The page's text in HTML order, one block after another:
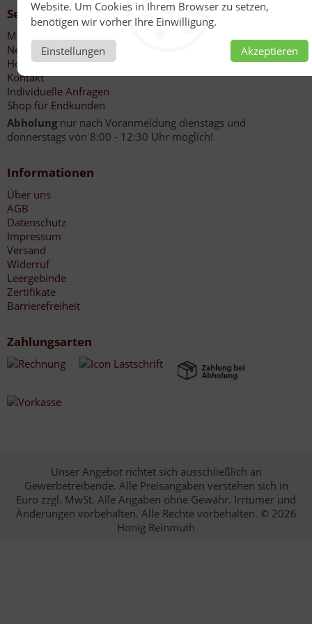
Website. Um Cookies in Ihrem Browser zu setzen,
benötigen wir vorher Ihre Einwilligung.
Einstellungen Akzeptieren
Service
Mein Konto
Newsletter
Honigankauf Imker
Kontakt
Individuelle Anfragen
Shop für Endkunden
Abholung nur nach Voranmeldung dienstags und
donnerstags von 8:00 - 12:30 Uhr möglich!
Informationen
Über uns
AGB
Datenschutz
Impressum
Versand
Widerruf
Leergebinde
Zertifikate
Barrierefreiheit
Zahlungsarten
Unser Angebot richtet sich ausschließlich an
Gewerbetreibende. Alle Preisangaben verstehen sich in
Euro zzgl. MwSt. Alle Angaben ohne Gewähr. Irrtümer und
Änderungen vorbehalten. Alle Rechte vorbehalten. © 2026
Honig Reinmuth